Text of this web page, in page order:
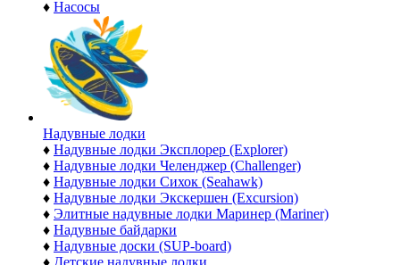
♦ Насосы
Надувные лодки
♦ Надувные лодки Эксплорер (Explorer)
♦ Надувные лодки Челенджер (Challenger)
♦ Надувные лодки Сихок (Seahawk)
♦ Надувные лодки Экскершен (Excursion)
♦ Элитные надувные лодки Маринер (Mariner)
♦ Надувные байдарки
♦ Надувные доски (SUP-board)
♦ Детские надувные лодки